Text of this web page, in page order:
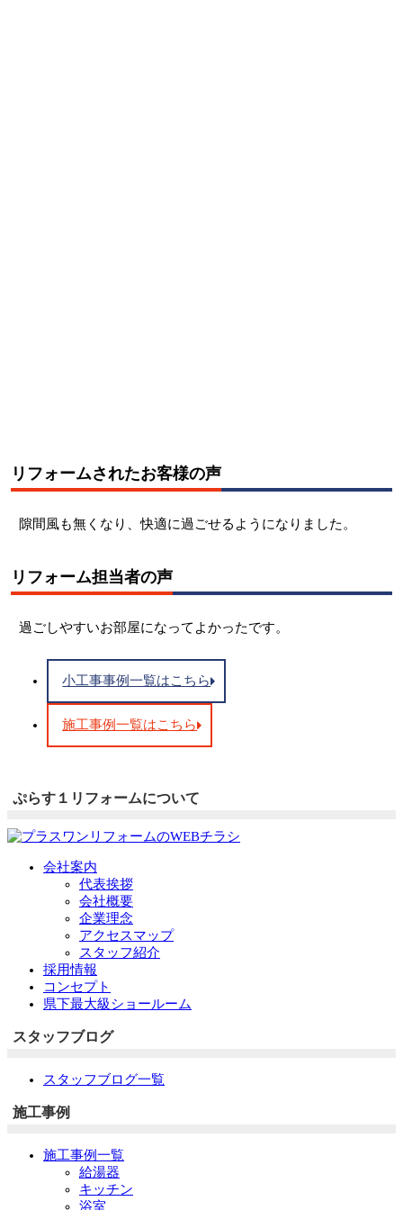
リフォームされたお客様の声
隙間風も無くなり、快適に過ごせるようになりました。
リフォーム担当者の声
過ごしやすいお部屋になってよかったです。
小工事事例一覧はこちら
施工事例一覧はこちら
ぷらす１リフォームについて
会社案内
代表挨拶
会社概要
企業理念
アクセスマップ
スタッフ紹介
採用情報
コンセプト
県下最大級ショールーム
スタッフブログ
スタッフブログ一覧
施工事例
施工事例一覧
給湯器
キッチン
浴室